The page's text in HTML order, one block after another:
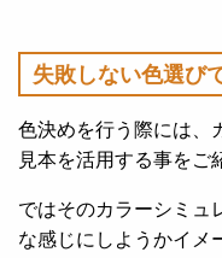
失敗しない色選び
色決めを行う際には、
見本を活用する事をご
ではそのカラーシミュ
な感じにしようかイメ